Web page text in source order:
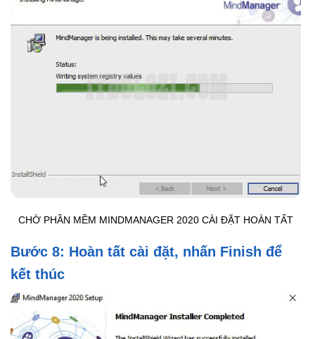
CHỜ PHẦN MỀM MINDMANAGER 2020 CÀI ĐẶT HOÀN TẤT
Bước 8: Hoàn tất cài đặt, nhấn Finish để
kết thúc